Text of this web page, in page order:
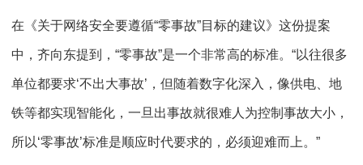
在《关于网络安全要遵循“零事故”目标的建议》这份提案
中，齐向东提到，“零事故”是一个非常高的标准。“以往很多
单位都要求‘不出大事故’，但随着数字化深入，像供电、地
铁等都实现智能化，一旦出事故就很难人为控制事故大小，
所以‘零事故’标准是顺应时代要求的，必须迎难而上。”